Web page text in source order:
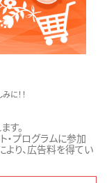
に！！
す。
・プログラムに参加
より、広告料を得てい